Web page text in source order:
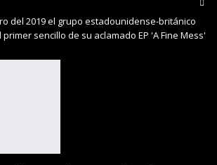
del 2019 el grupo estadounidense-británico
sencillo de su aclamado EP 'A Fine Mess'